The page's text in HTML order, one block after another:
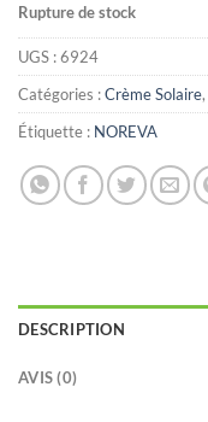
Rupture de stock
UGS :6924
Catégories :Crème Solaire,
Étiquette : NOREVA
DESCRIPTION
AVIS (0)